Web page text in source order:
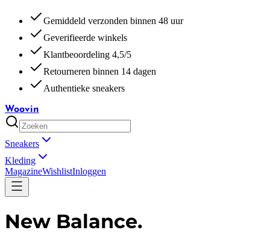
Gemiddeld verzonden binnen 48 uur
Geverifieerde winkels
Klantbeoordeling 4,5/5
Retourneren binnen 14 dagen
Authentieke sneakers
Woovin
Sneakers
Kleding
MagazineWishlistInloggen
New Balance.